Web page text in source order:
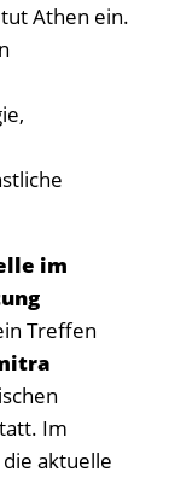
Athen ein.
im
Treffen
Im
aktuelle